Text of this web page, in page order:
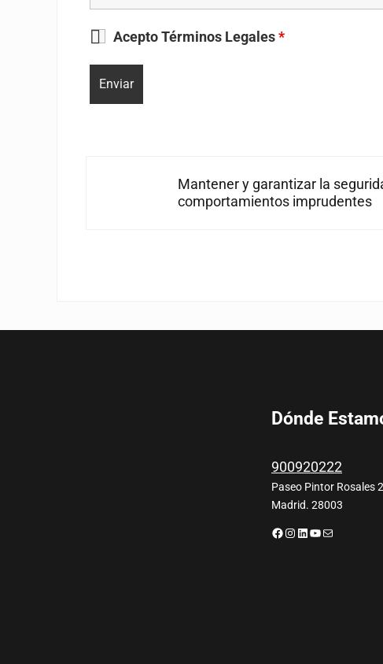
Acepto Términos Legales*
Mantener y garantizar la
comportamientos imprudentes
Dónde
900920222
Paseo Pintor Rosales
Madrid. 28003
Facebook
Instagram
LinkedIn
YouTube
Correo